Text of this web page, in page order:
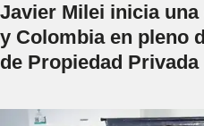
Javier Milei inicia
y Colombia en pleno
de Propiedad Privada